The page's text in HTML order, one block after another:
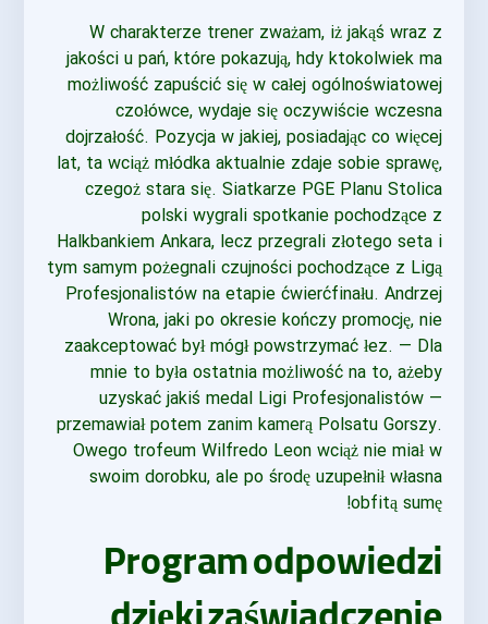
W charakterze trener zważam, iż jakąś wraz z
jakości u pań, które pokazują, hdy ktokolwiek ma
możliwość zapuścić się w całej ogólnoświatowej
czołówce, wydaje się oczywiście wczesna
dojrzałość. Pozycja w jakiej, posiadając co więcej
lat, ta wciąż młódka aktualnie zdaje sobie sprawę,
czegoż stara się. Siatkarze PGE Planu Stolica
polski wygrali spotkanie pochodzące z
Halkbankiem Ankara, lecz przegrali złotego seta i
tym samym pożegnali czujności pochodzące z Ligą
Profesjonalistów na etapie ćwierćfinału. Andrzej
Wrona, jaki po okresie kończy promocję, nie
zaakceptować był mógł powstrzymać łez. — Dla
mnie to była ostatnia możliwość na to, ażeby
uzyskać jakiś medal Ligi Profesjonalistów —
przemawiał potem zanim kamerą Polsatu Gorszy.
Owego trofeum Wilfredo Leon wciąż nie miał w
swoim dorobku, ale po środę uzupełnił własna
obfitą sumę!
Program odpowiedzi